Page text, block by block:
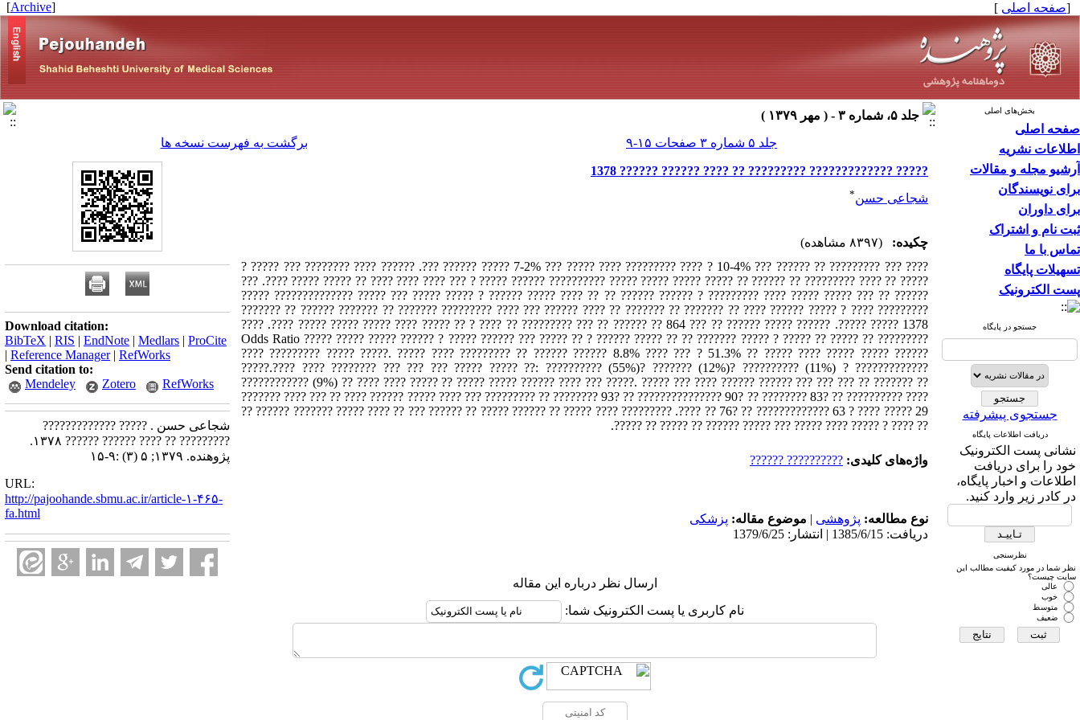
[صفحه اصلی ]
[
Archive
]
بخش‌های اصلی
صفحه اصلی
اطلاعات نشریه
آرشیو مجله و مقالات
برای نویسندگان
برای داوران
ثبت نام و اشتراک
تماس با ما
تسهیلات پایگاه
پست الکترونیک
جستجو در پایگاه
جستجوی پیشرفته
دریافت اطلاعات پایگاه
نشانی پست الکترونیک
خود را برای دریافت
اطلاعات و اخبار پایگاه،
در کادر زیر وارد کنید.
نظرسنجی
نظر شما در مورد کیفیت مطالب این
سایت چیست؟
عالی
خوب
متوسط
ضعیف
جلد ۵، شماره ۳ - ( مهر ۱۳۷۹ )
جلد ۵ شماره ۳ صفحات ۱۵-۹
برگشت به فهرست نسخه ها
????? ????????????? ????????? ?? ???? ?????? ?????? 1378
شجاعی حسن*
چکیده:
(۸۳۹۷ مشاهده)
???? ??? ????????? ?? ?????? ??? 10-4% ? ???? ????????? ???? ????? ??? 7-2% ????? ?????? ???. ?????? ???? ???????? ??? ????? ?
????? ?? ???? ????????? ?? ?????? ?? ????? ????? ????? ????? ?????????? ?????? ????? ? ??? ???? ???? ???? ?? ????? ????? ????. ???
?????? ?? ??? ????? ????? ???? ????????? ? ?????? ?????? ?? ?? ???? ????? ?????? ? ????? ????? ??? ????? ?????????????? ?????
????????? ???? ? ????? ?????? ???? ?? ??????? ?? ??????? ?? ???? ?????? ??? ???? ????????? ??????? ?? ??????? ?????? ?? ???????
1378 ????? ?????. ?????? ????? ?????? ?? ??? 864 ?? ?????? ?? ??? ????????? ?? ???? ? ?? ????? ???? ????? ????? ????? ????. ????
????????? ?? ????? ?? ????? ? ????? ??????? ?? ?? ????? ?????? ? Odds Ratio ????? ????? ????? ?????? ? ????? ?????? ??? ????? ??
???? ????????? ????? ?????. ????? ???? ????????? ?? ?????? ?????? 8.8% ???? ??? ? 51.3% ?? ????? ???? ????? ????? ??????
?????.???? ???? ???????? ??? ??? ??? ????? ????? ??: ?????????? (55%)? ??????? (12%)? ?????????? (11%) ? ?????????????
???????????? (9%) ?? ???? ???? ????? ?? ????? ????? ?????? ???? ??? ?????. ????? ??? ???? ?????? ?????? ??? ??? ??? ?? ??????? ??
??????? ???? ??? ?? ???? ?????? ????? ???? ??? ????????? ?? ???????? 93? ?? ??????????????? 90? ?? ???????? 83? ?? ?????????? ????
76? ?? ????????????? 63 ? ???? ????? 29 ?? ????. ????????? ???? ????? ?? ?????? ????? ?? ?????? ??? ?? ???? ????? ??????? ?????? ??
?? ???? ? ????? ???? ????? ??? ????? ?????? ?? ????? ?? ?????.
واژه‌های کلیدی: ?????????? ??????
نوع مطالعه: پژوهشی | موضوع مقاله: پزشکی
دریافت: 1385/6/15 | انتشار: 1379/6/25
ارسال نظر درباره این مقاله
نام کاربری یا پست الکترونیک شما:
Download citation:
BibTeX | RIS | EndNote | Medlars | ProCite
| Reference Manager| RefWorks
Send citation to:
Mendeley
Zotero RefWorks
شجاعی حسن . ????? ?????????????
????????? ?? ???? ?????? ?????? ۱۳۷۸.
پژوهنده. ۱۳۷۹; ۵ (۳) :۹-۱۵
URL:
http://pajoohande.sbmu.ac.ir/article-۱-۴۶۵-
fa.html